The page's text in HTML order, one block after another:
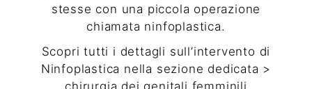
stesse con una piccola operazione
chiamata ninfoplastica.
Scopri tutti i dettagli sull’intervento di
Ninfoplastica nella sezione dedicata >
chirurgia dei genitali femminili